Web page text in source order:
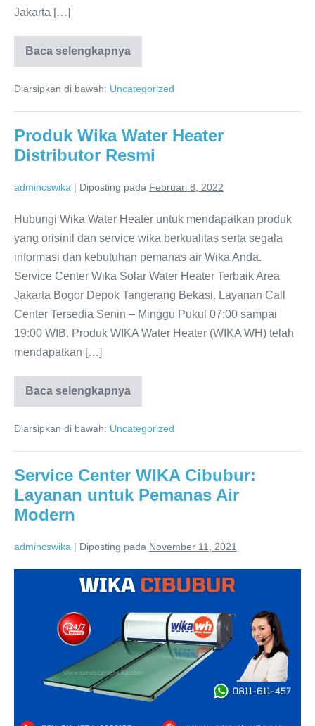
Jakarta […]
Baca selengkapnya
Service
WIKA
Jakarta:
Heater
Dealer
Resmi
Diarsipkan di bawah: Uncategorized
Produk Wika Water Heater
Distributor Resmi
admincswika | Diposting pada Februari 8, 2022
Hubungi Wika Water Heater untuk mendapatkan produk
yang orisinil dan service wika berkualitas serta segala
informasi dan kebutuhan pemanas air Wika Anda.
Service Center Wika Solar Water Heater Terbaik Area
Jakarta Bogor Depok Tangerang Bekasi. Layanan Call
Center Tersedia Senin – Minggu Pukul 07:00 sampai
19:00 WIB. Produk WIKA Water Heater (WIKA WH) telah
mendapatkan […]
Baca selengkapnya
Produk
Wika
Heater
Resmi
Diarsipkan di bawah: Uncategorized
Service Center WIKA Cibubur:
Layanan untuk Pemanas Air
Modern
admincswika | Diposting pada November 11, 2021
Pemanas